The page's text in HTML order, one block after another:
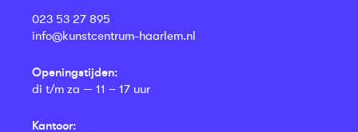
023 53 27 895
info@kunstcentrum-haarlem.nl
Openingstijden:
di t/m za — 11 – 17 uur
Kantoor: